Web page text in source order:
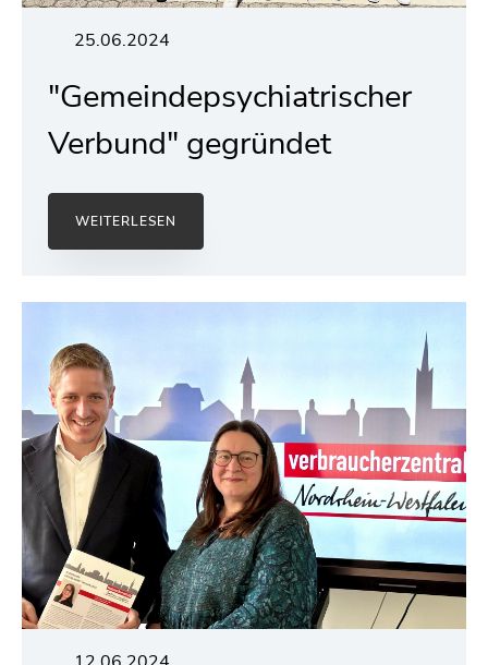
25.06.2024
"Gemeindepsychiatrischer
Verbund" gegründet
WEITERLESEN